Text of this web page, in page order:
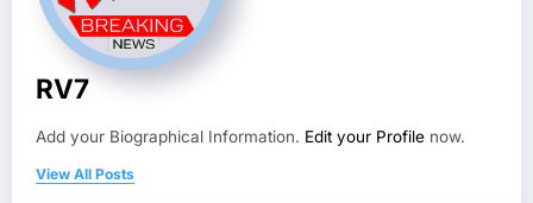
RV7
Add your Biographical Information. Edit your Profile now.
View All Posts